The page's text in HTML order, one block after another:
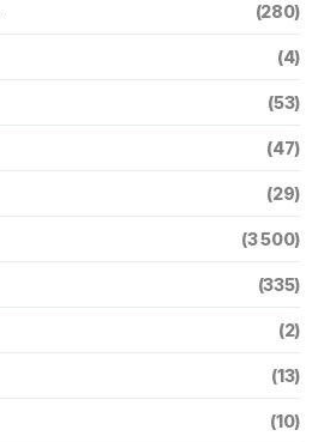
(280)
(4)
(53)
(47)
(29)
(3 500)
(335)
(2)
(13)
(10)